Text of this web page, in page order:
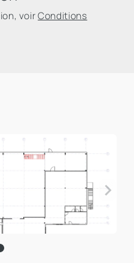
voirConditions